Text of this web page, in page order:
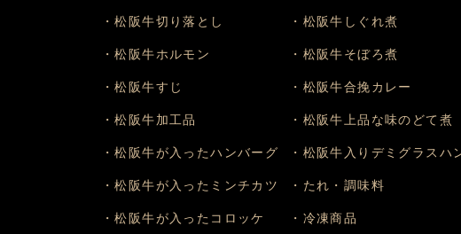
・松阪牛切り落とし
・松阪牛ホルモン
・松阪牛すじ
・松阪牛加工品
・松阪牛が入ったハンバーグ
・松阪牛が入ったミンチカツ
・松阪牛が入ったコロッケ
・松阪牛しぐれ煮
・松阪牛そぼろ煮
・松阪牛合挽カレー
・松阪牛上品な味のどて煮
・松阪牛入りデミグラスハ
・たれ・調味料
・冷凍商品